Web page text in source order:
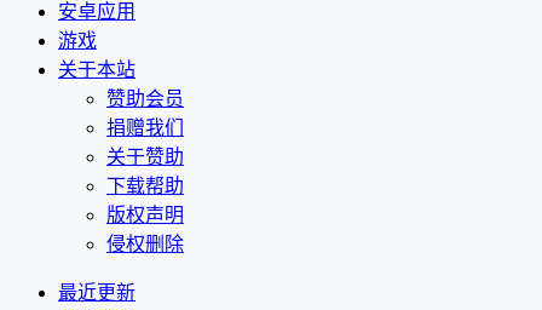
安卓应用
游戏
关于本站
赞助会员
捐赠我们
关于赞助
下载帮助
版权声明
侵权删除
最近更新